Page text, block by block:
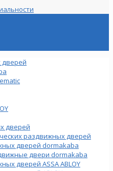
дверей
дверей
раздвижных дверей
дверей dormakaba
двери dormakaba
дверей ASSA ABLOY